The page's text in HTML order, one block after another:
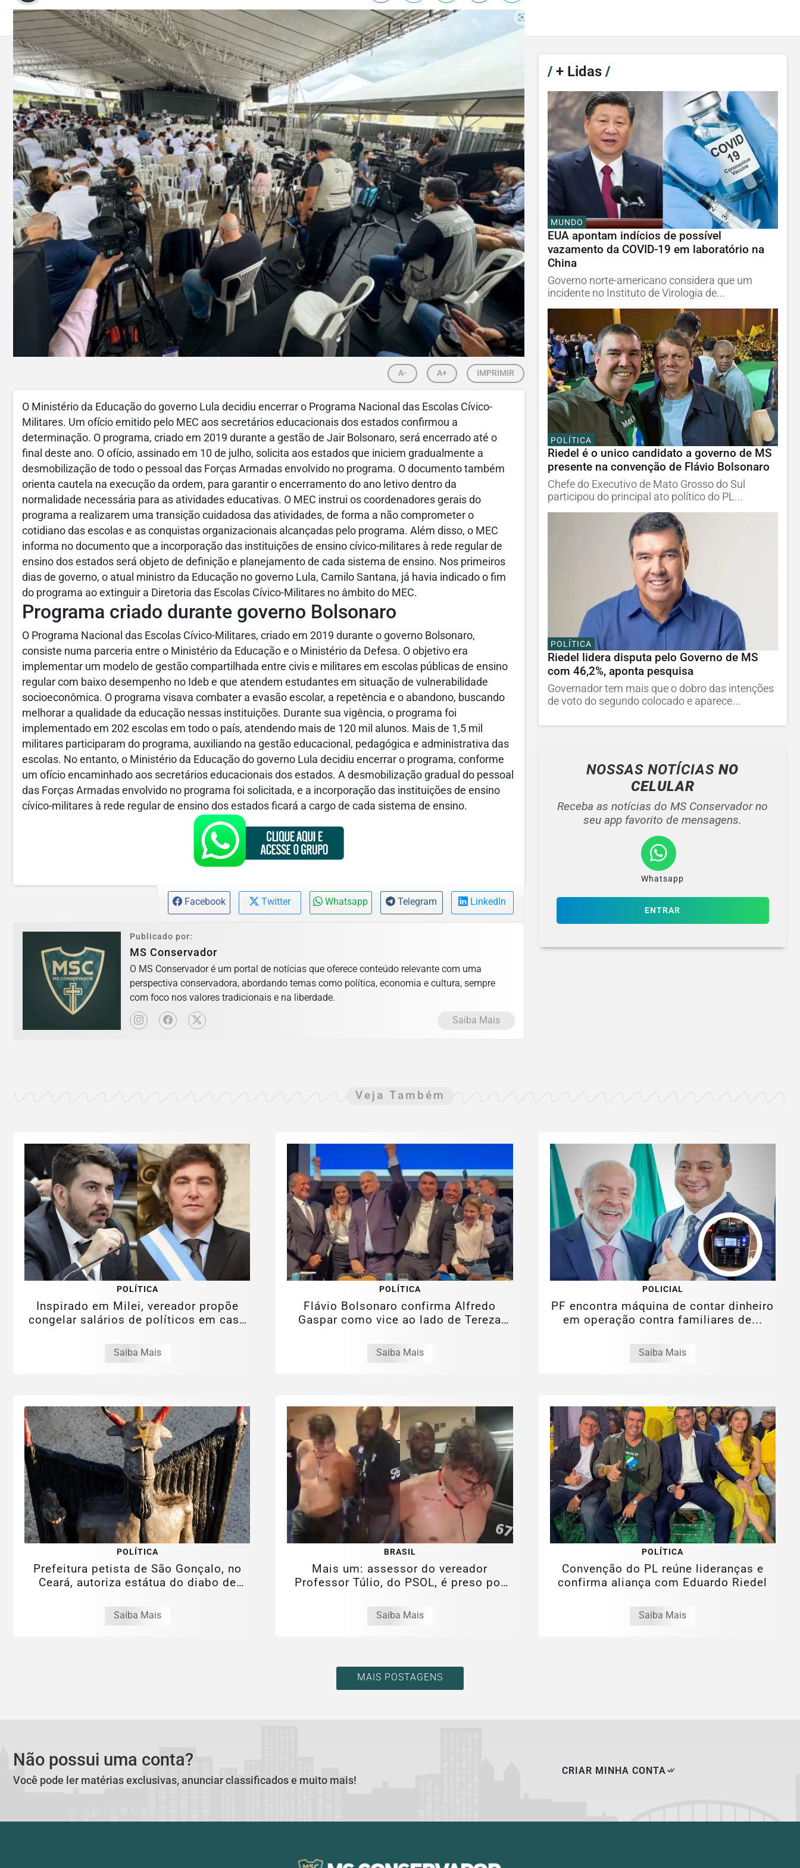
A- A+ IMPRIMIR
O Ministério da Educação do governo Lula decidiu encerrar o Programa Nacional das Escolas Cívico-
Militares. Um ofício emitido pelo MEC aos secretários educacionais dos estados confirmou a
determinação. O programa, criado em 2019 durante a gestão de Jair Bolsonaro, será encerrado até o
final deste ano. O ofício, assinado em 10 de julho, solicita aos estados que iniciem gradualmente a
desmobilização de todo o pessoal das Forças Armadas envolvido no programa. O documento também
orienta cautela na execução da ordem, para garantir o encerramento do ano letivo dentro da
normalidade necessária para as atividades educativas. O MEC instrui os coordenadores gerais do
programa a realizarem uma transição cuidadosa das atividades, de forma a não comprometer o
cotidiano das escolas e as conquistas organizacionais alcançadas pelo programa. Além disso, o MEC
informa no documento que a incorporação das instituições de ensino cívico-militares à rede regular de
ensino dos estados será objeto de definição e planejamento de cada sistema de ensino. Nos primeiros
dias de governo, o atual ministro da Educação no governo Lula, Camilo Santana, já havia indicado o fim
do programa ao extinguir a Diretoria das Escolas Cívico-Militares no âmbito do MEC.
Programa criado durante governo Bolsonaro
O Programa Nacional das Escolas Cívico-Militares, criado em 2019 durante o governo Bolsonaro,
consiste numa parceria entre o Ministério da Educação e o Ministério da Defesa. O objetivo era
implementar um modelo de gestão compartilhada entre civis e militares em escolas públicas de ensino
regular com baixo desempenho no Ideb e que atendem estudantes em situação de vulnerabilidade
socioeconômica. O programa visava combater a evasão escolar, a repetência e o abandono, buscando
melhorar a qualidade da educação nessas instituições. Durante sua vigência, o programa foi
implementado em 202 escolas em todo o país, atendendo mais de 120 mil alunos. Mais de 1,5 mil
militares participaram do programa, auxiliando na gestão educacional, pedagógica e administrativa das
escolas. No entanto, o Ministério da Educação do governo Lula decidiu encerrar o programa, conforme
um ofício encaminhado aos secretários educacionais dos estados. A desmobilização gradual do pessoal
das Forças Armadas envolvido no programa foi solicitada, e a incorporação das instituições de ensino
cívico-militares à rede regular de ensino dos estados ficará a cargo de cada sistema de ensino.
Facebook Twitter Whatsapp Telegram LinkedIn
Publicado por:
MS Conservador
O MS Conservador é um portal de notícias que oferece conteúdo relevante com uma
perspectiva conservadora, abordando temas como política, economia e cultura, sempre
com foco nos valores tradicionais e na liberdade.
Saiba Mais
/+ Lidas /
MUNDO
EUA apontam indícios de possível
vazamento da COVID-19 em laboratório na
China
Governo norte-americano considera que um
incidente no Instituto de Virologia de...
POLÍTICA
Riedel é o unico candidato a governo de MS
presente na convenção de Flávio Bolsonaro
Chefe do Executivo de Mato Grosso do Sul
participou do principal ato político do PL...
POLÍTICA
Riedel lidera disputa pelo Governo de MS
com 46,2%, aponta pesquisa
Governador tem mais que o dobro das intenções
de voto do segundo colocado e aparece...
NOSSAS NOTÍCIASNO
CELULAR
Receba as notícias do MS Conservador no
seu app favorito de mensagens.
Whatsapp
ENTRAR
Veja Também
POLÍTICA
Inspirado em Milei, vereador propõe
congelar salários de políticos em caso
Saiba Mais
POLÍTICA
Flávio Bolsonaro confirma Alfredo
Gaspar como vice ao lado de Tereza
Saiba Mais
POLICIAL
PF encontra máquina de contar dinheiro
em operação contra familiares de...
Saiba Mais
POLÍTICA
Prefeitura petista de São Gonçalo, no
Ceará, autoriza estátua do diabo de
Saiba Mais
BRASIL
Mais um: assessor do vereador
Professor Túlio, do PSOL, é preso por
Saiba Mais
POLÍTICA
Convenção do PL reúne lideranças e
confirma aliança com Eduardo Riedel
Saiba Mais
MAIS POSTAGENS
Não possui uma conta?
Você pode ler matérias exclusivas, anunciar classificados e muito mais!
CRIAR MINHA CONTA